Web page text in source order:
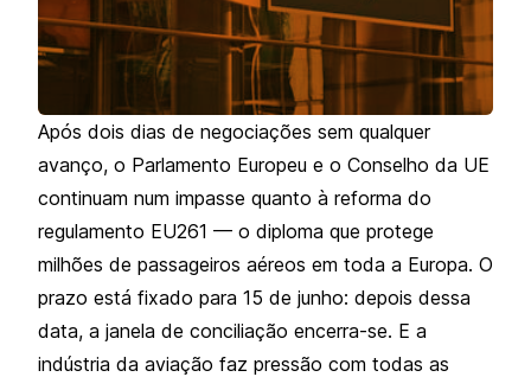
Após dois dias de negociações sem qualquer
avanço, o Parlamento Europeu e o Conselho da UE
continuam num impasse quanto à reforma do
regulamento EU261 — o diploma que protege
milhões de passageiros aéreos em toda a Europa. O
prazo está fixado para 15 de junho: depois dessa
data, a janela de conciliação encerra-se. E a
indústria da aviação faz pressão com todas as